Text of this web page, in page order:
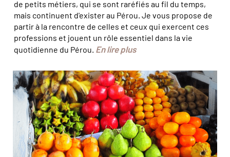
de petits métiers, qui se sont raréfiés au fil du temps,
mais continuent d'exister au Pérou. Je vous propose de
partir à la rencontre de celles et ceux qui exercent ces
professions et jouent un rôle essentiel dans la vie
quotidienne du Pérou. En lire plus
© Felipe